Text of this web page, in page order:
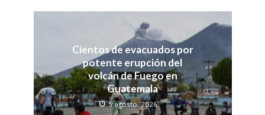
Cientos de evacuados por
potente erupción del
volcán de Fuego en
Guatemala
5 agosto, 2026